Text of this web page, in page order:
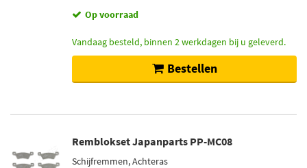
Op voorraad
Vandaag besteld, binnen 2 werkdagen bij u geleverd.
Bestellen
Remblokset Japanparts PP-MC08
Schijfremmen, Achteras